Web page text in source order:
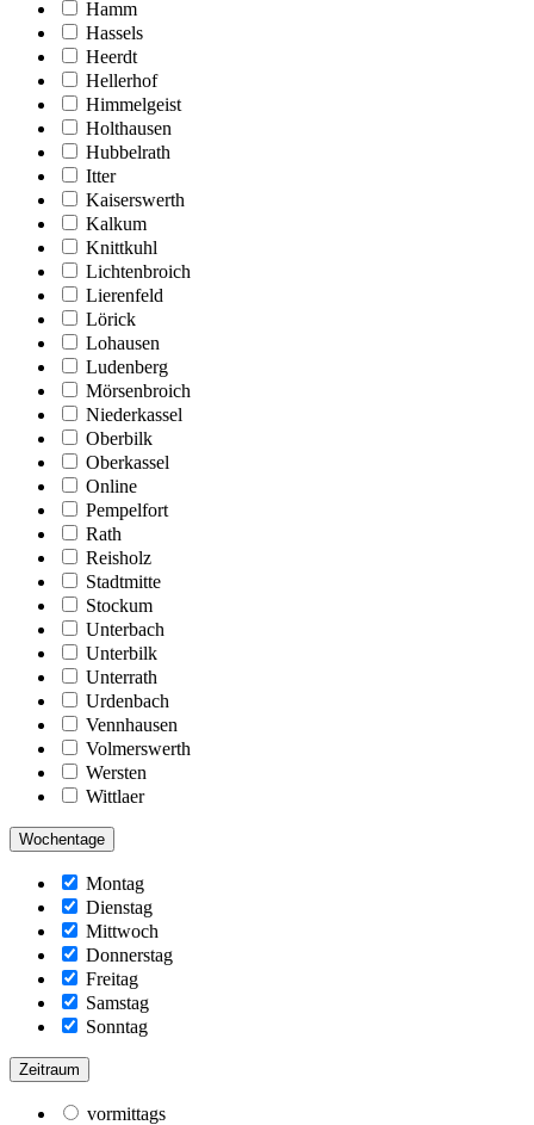
Hamm
Hassels
Heerdt
Hellerhof
Himmelgeist
Holthausen
Hubbelrath
Itter
Kaiserswerth
Kalkum
Knittkuhl
Lichtenbroich
Lierenfeld
Lörick
Lohausen
Ludenberg
Mörsenbroich
Niederkassel
Oberbilk
Oberkassel
Online
Pempelfort
Rath
Reisholz
Stadtmitte
Stockum
Unterbach
Unterbilk
Unterrath
Urdenbach
Vennhausen
Volmerswerth
Wersten
Wittlaer
Wochentage
Montag
Dienstag
Mittwoch
Donnerstag
Freitag
Samstag
Sonntag
Zeitraum
vormittags